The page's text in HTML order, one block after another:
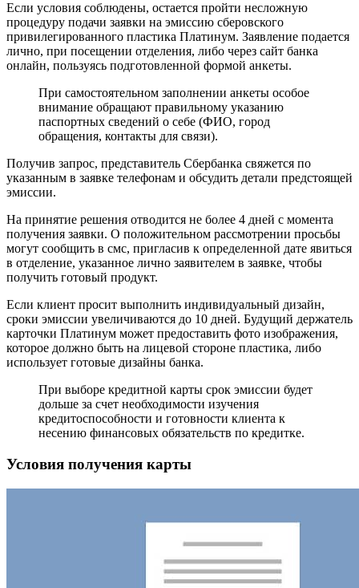
Если условия соблюдены, остается пройти несложную
процедуру подачи заявки на эмиссию сберовского
привилегированного пластика Платинум. Заявление подается
лично, при посещении отделения, либо через сайт банка
онлайн, пользуясь подготовленной формой анкеты.
При самостоятельном заполнении анкеты особое
внимание обращают правильному указанию
паспортных сведений о себе (ФИО, город
обращения, контакты для связи).
Получив запрос, представитель Сбербанка свяжется по
указанным в заявке телефонам и обсудить детали предстоящей
эмиссии.
На принятие решения отводится не более 4 дней с момента
получения заявки. О положительном рассмотрении просьбы
могут сообщить в смс, пригласив к определенной дате явиться
в отделение, указанное лично заявителем в заявке, чтобы
получить готовый продукт.
Если клиент просит выполнить индивидуальный дизайн,
сроки эмиссии увеличиваются до 10 дней. Будущий держатель
карточки Платинум может предоставить фото изображения,
которое должно быть на лицевой стороне пластика, либо
использует готовые дизайны банка.
При выборе кредитной карты срок эмиссии будет
дольше за счет необходимости изучения
кредитоспособности и готовности клиента к
несению финансовых обязательств по кредитке.
Условия получения карты